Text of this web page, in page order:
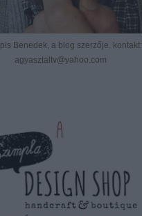
Benedek, a blog szerzője. kontakt:
agyasztaltv@yahoo.com